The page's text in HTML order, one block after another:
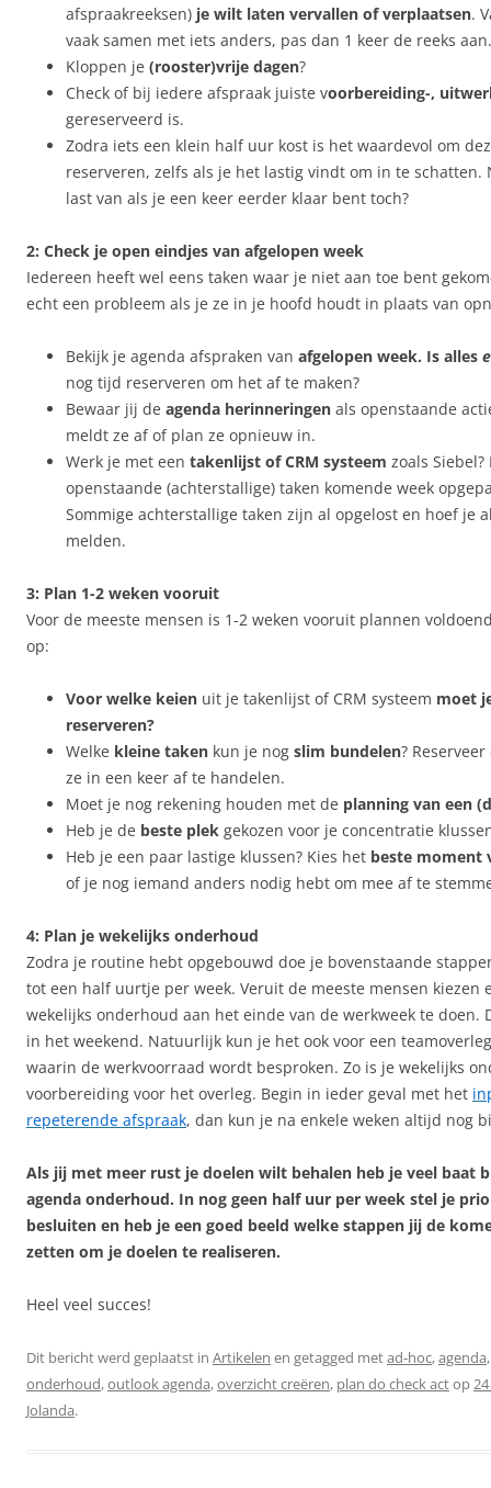
afspraakreeksen) je wilt laten vervallen of verplaatsen.
vaak samen met iets anders, pas dan 1 keer de reeks aan.
Kloppen je (rooster)vrije dagen?
Check of bij iedere afspraak juiste voorbereiding-,
gereserveerd is.
Zodra iets een klein half uur kost is het waardevol om
reserveren, zelfs als je het lastig vindt om in te schatten.
last van als je een keer eerder klaar bent toch?
2: Check je open eindjes van afgelopen week
Iedereen heeft wel eens taken waar je niet aan toe bent
echt een probleem als je ze in je hoofd houdt in plaats van
Bekijk je agenda afspraken van afgelopen week. Is alles
nog tijd reserveren om het af te maken?
Bewaar jij de agenda herinneringen als openstaande
meldt ze af of plan ze opnieuw in.
Werk je met een takenlijst of CRM systeem zoals
openstaande (achterstallige) taken komende week
Sommige achterstallige taken zijn al opgelost en hoef je
melden.
3: Plan 1-2 weken vooruit
Voor de meeste mensen is 1-2 weken vooruit plannen
op:
Voor welke keien uit je takenlijst of CRM systeem moet
reserveren?
Welke kleine taken kun je nog slim bundelen?
ze in een keer af te handelen.
Moet je nog rekening houden met de planning van een
Heb je de beste plek gekozen voor je concentratie
Heb je een paar lastige klussen? Kies het beste moment
of je nog iemand anders nodig hebt om mee af te
4: Plan je wekelijks onderhoud
Zodra je routine hebt opgebouwd doe je bovenstaande
tot een half uurtje per week. Veruit de meeste mensen kiezen
wekelijks onderhoud aan het einde van de werkweek te doen.
in het weekend. Natuurlijk kun je het ook voor een
waarin de werkvoorraad wordt besproken. Zo is je wekelijks
voorbereiding voor het overleg. Begin in ieder geval met het
repeterende afspraak, dan kun je na enkele weken altijd nog
Als jij met meer rust je doelen wilt behalen heb je veel baat
agenda onderhoud. In nog geen half uur per week stel je
besluiten en heb je een goed beeld welke stappen jij de
zetten om je doelen te realiseren.
Heel veel succes!
Dit bericht werd geplaatst in Artikelen en getagged metad-hoc,agenda
onderhoud,outlook agenda,overzicht creëren, plan do check actop
Jolanda.